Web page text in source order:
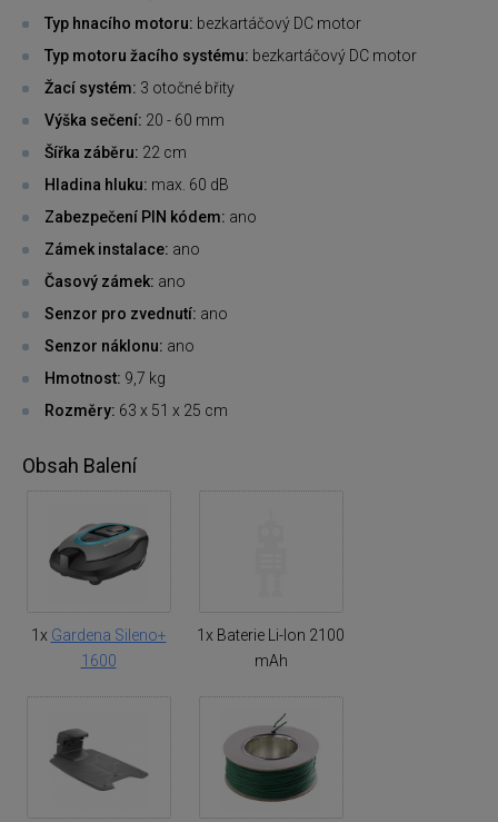
Typ hnacího motoru: bezkartáčový DC motor
Typ motoru žacího systému: bezkartáčový DC motor
Žací systém: 3 otočné břity
Výška sečení: 20 - 60 mm
Šířka záběru: 22 cm
Hladina hluku: max. 60 dB
Zabezpečení PIN kódem: ano
Zámek instalace: ano
Časový zámek: ano
Senzor pro zvednutí: ano
Senzor náklonu: ano
Hmotnost: 9,7 kg
Rozměry: 63 x 51 x 25 cm
Obsah Balení
1x Gardena Sileno+
1600
1x Baterie Li-Ion 2100
mAh